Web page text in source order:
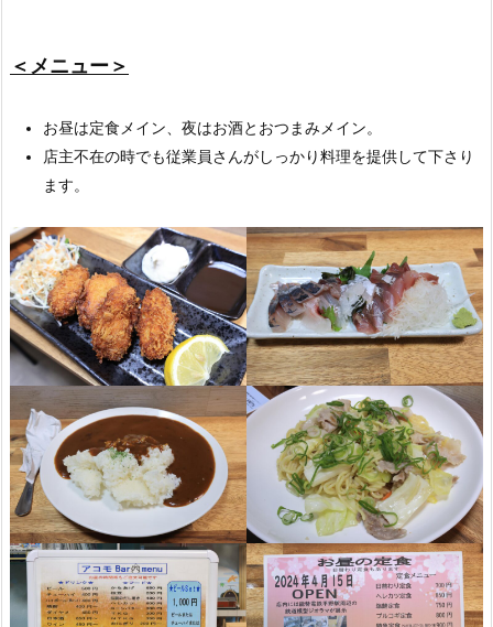
＜メニュー＞
お昼は定食メイン、夜はお酒とおつまみメイン。
店主不在の時でも従業員さんがしっかり料理を提供して下さり
ます。